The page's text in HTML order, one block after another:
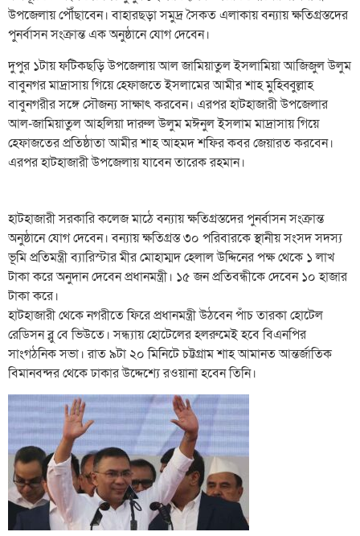
উপজেলায় পৌঁছাবেন। বাহারছড়া সমুদ্র সৈকত এলাকায় বন্যায় ক্ষতিগ্রস্তদের
পুনর্বাসন সংক্রান্ত এক অনুষ্ঠানে যোগ দেবেন।
দুপুর ১টায় ফটিকছড়ি উপজেলায় আল জামিয়াতুল ইসলামিয়া আজিজুল উলুম
বাবুনগর মাদ্রাসায় গিয়ে হেফাজতে ইসলামের আমীর শাহ মুহিব্বুল্লাহ
বাবুনগরীর সঙ্গে সৌজন্য সাক্ষাৎ করবেন। এরপর হাটহাজারী উপজেলার
আল-জামিয়াতুল আহলিয়া দারুল উলুম মঈনুল ইসলাম মাদ্রাসায় গিয়ে
হেফাজতের প্রতিষ্ঠাতা আমীর শাহ আহমদ শফির কবর জেয়ারত করবেন।
এরপর হাটহাজারী উপজেলায় যাবেন তারেক রহমান।
হাটহাজারী সরকারি কলেজ মাঠে বন্যায় ক্ষতিগ্রস্তদের পুনর্বাসন সংক্রান্ত
অনুষ্ঠানে যোগ দেবেন। বন্যায় ক্ষতিগ্রস্ত ৩০ পরিবারকে স্থানীয় সংসদ সদস্য
ভূমি প্রতিমন্ত্রী ব্যারিস্টার মীর মোহাম্মদ হেলাল উদ্দিনের পক্ষ থেকে ১ লাখ
টাকা করে অনুদান দেবেন প্রধানমন্ত্রী। ১৫ জন প্রতিবন্ধীকে দেবেন ১০ হাজার
টাকা করে।
হাটহাজারী থেকে নগরীতে ফিরে প্রধানমন্ত্রী উঠবেন পাঁচ তারকা হোটেল
রেডিসন ব্লু বে ভিউতে। সন্ধ্যায় হোটেলের হলরুমেই হবে বিএনপির
সাংগঠনিক সভা। রাত ৯টা ২০ মিনিটে চট্টগ্রাম শাহ আমানত আন্তর্জাতিক
বিমানবন্দর থেকে ঢাকার উদ্দেশ্যে রওয়ানা হবেন তিনি।